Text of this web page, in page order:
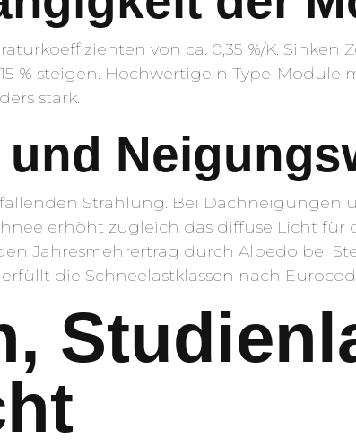
von ca. 0,35 %/K. Sinken
% steigen. Hochwertige n-Type-Module
stark.
Strahlung. Bei Dachneigungen
erhöht zugleich das diffuse Licht
Jahresmehrertrag durch Albedo bei
die Schneelastklassen nach